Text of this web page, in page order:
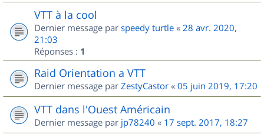
VTT à la cool
Dernier message par speedy turtle « 28 avr. 2020,
21:03
Réponses : 1
Raid Orientation a VTT
Dernier message par ZestyCastor « 05 juin 2019, 17:20
VTT dans l'Ouest Américain
Dernier message par jp78240 « 17 sept. 2017, 18:27